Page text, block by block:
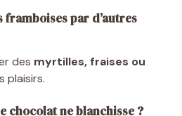
par d’autres
des myrtilles, fraises ou
plaisirs.
chocolat ne blanchisse ?